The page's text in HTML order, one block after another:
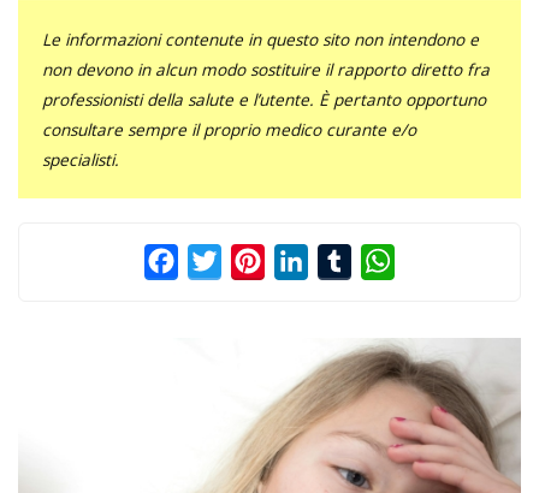
Le informazioni contenute in questo sito non intendono e
non devono in alcun modo sostituire il rapporto diretto fra
professionisti della salute e l’utente. È pertanto opportuno
consultare sempre il proprio medico curante e/o
specialisti.
FacebookTwitterPinterestLinkedInTumblr